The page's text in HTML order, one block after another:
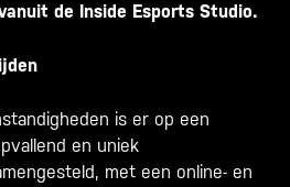
de Inside Esports Studio.
is er op een
en uniek
met een online- en